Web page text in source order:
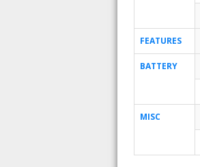
FEATURES
BATTERY
MISC